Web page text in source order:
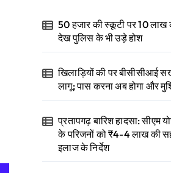
50 हजार की स्कूटी पर 10 लाख
देख पुलिस के भी उड़े होश
खिलाड़ियों की पर बीसीसीआई
लागू; पास करना अब होगा और
प्रतापगढ़ बारिश हादसा: सीएम
के परिजनों को ₹4-4 लाख की
इलाज के निर्देश